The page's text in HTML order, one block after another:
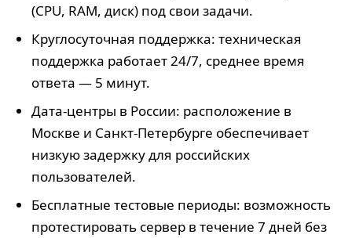
(CPU, RAM, диск) под свои задачи.
Круглосуточная поддержка: техническая
поддержка работает 24/7, среднее время
ответа — 5 минут.
Дата-центры в России: расположение в
Москве и Санкт-Петербурге обеспечивает
низкую задержку для российских
пользователей.
Бесплатные тестовые периоды: возможность
протестировать сервер в течение 7 дней без